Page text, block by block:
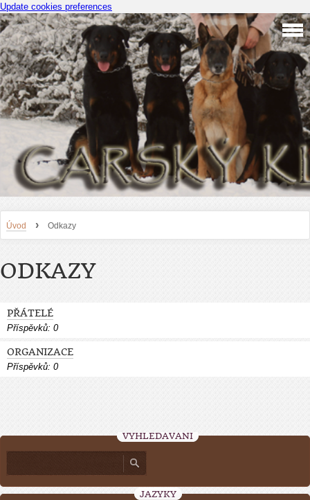
Update cookies preferences
Úvod › Odkazy
ODKAZY
PŘÁTELÉ
Příspěvků: 0
ORGANIZACE
Příspěvků: 0
VYHLEDÁVÁNÍ
JAZYKY